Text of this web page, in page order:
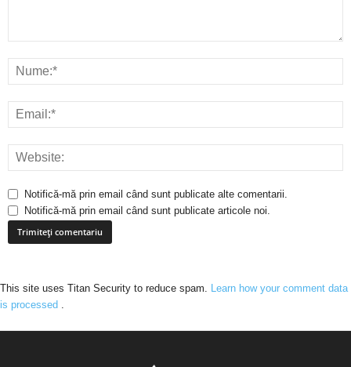
Notifică-mă prin email când sunt publicate alte comentarii.
Notifică-mă prin email când sunt publicate articole noi.
This site uses Titan Security to reduce spam. Learn how your comment data
is processed .